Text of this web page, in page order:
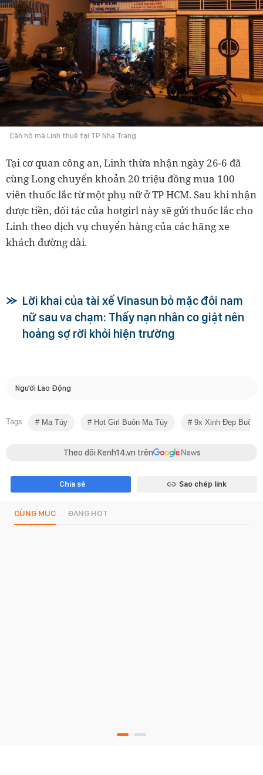
Căn hộ mà Linh thuê tại TP Nha Trang
Tại cơ quan công an, Linh thừa nhận ngày 26-6 đã
cùng Long chuyển khoản 20 triệu đồng mua 100
viên thuốc lắc từ một phụ nữ ở TP HCM. Sau khi nhận
được tiền, đối tác của hotgirl này sẽ gửi thuốc lắc cho
Linh theo dịch vụ chuyển hàng của các hãng xe
khách đường dài.
Lời khai của tài xế Vinasun bỏ mặc đôi nam
nữ sau va chạm: Thấy nạn nhân co giật nên
hoảng sợ rời khỏi hiện trường
Người Lao Động
Tags Ma Túy Hot Girl Buôn Ma Túy 9x Xinh Đẹp Buôn
Theo dõi Kenh14.vn trên
Chia sẻ Sao chép link
CÙNG MỤC ĐANG HOT